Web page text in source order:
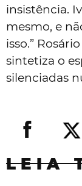
insistência.
mesmo, e
isso.”
sintetiza o
silenciadas
LEIA